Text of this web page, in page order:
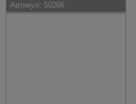
Артикул: 50266